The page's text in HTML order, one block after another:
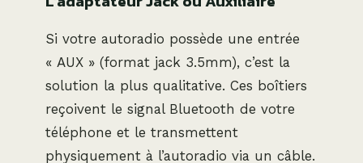
Si votre autoradio possède une entrée
« AUX » (format jack 3.5mm), c’est la
solution la plus qualitative. Ces boîtiers
reçoivent le signal Bluetooth de votre
téléphone et le transmettent
physiquement à l’autoradio via un câble.